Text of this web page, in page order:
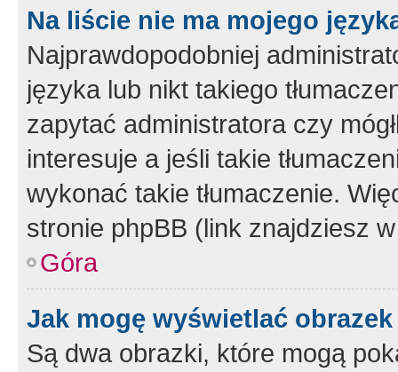
Na liście nie ma mojego
Najprawdopodobniej
języka lub nikt takiego
zapytać administratora czy
interesuje a jeśli takie
wykonać takie tłumaczenie.
stronie phpBB (link znajdziesz
Góra
Jak mogę wyświetlać
Są dwa obrazki, które mogą